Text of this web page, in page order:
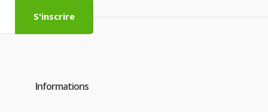
S'inscrire
Informations